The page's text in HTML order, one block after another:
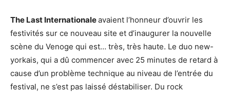
The Last Internationaleavaient l’honneur d’ouvrir les
festivités sur ce nouveau site et d’inaugurer la nouvelle
scène du Venoge qui est… très, très haute. Le duo new-
yorkais, qui a dû commencer avec 25 minutes de retard à
cause d’un problème technique au niveau de l’entrée du
festival, ne s’est pas laissé déstabiliser. Du rock